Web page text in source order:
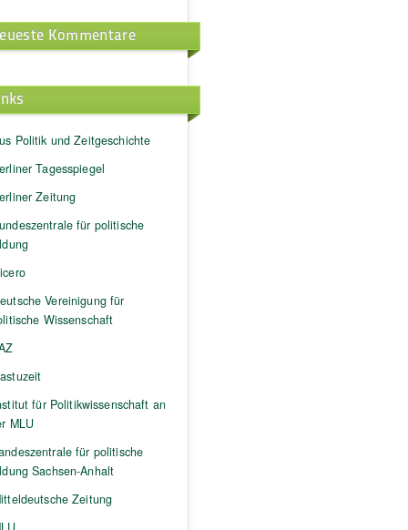
Kommentare
Politik und Zeitgeschichte
Tagesspiegel
Zeitung
für politische
Vereinigung für
Wissenschaft
für Politikwissenschaft an
MLU
für politische
Sachsen-Anhalt
Zeitung